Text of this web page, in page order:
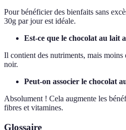
Pour bénéficier des bienfaits sans
30g par jour est idéale.
Est-ce que le chocolat au lait
Il contient des nutriments, mais
noir.
Peut-on associer le chocolat
Absolument ! Cela augmente les
fibres et vitamines.
Glossaire